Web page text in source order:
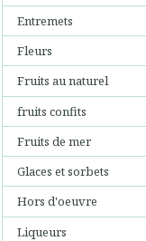
Entremets
Fleurs
Fruits au naturel
fruits confits
Fruits de mer
Glaces et sorbets
Hors d'oeuvre
Liqueurs